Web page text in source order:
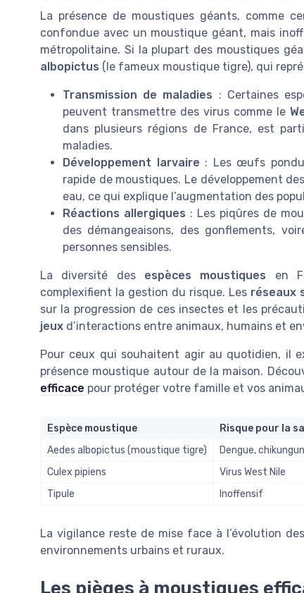
La présence de moustiques géants, comme
confondue avec un moustique géant, mais
métropolitaine. Si la plupart des moustiques
albopictus (le fameux moustique tigre), qui
Transmission de maladies : Certaines
peuvent transmettre des virus comme le
dans plusieurs régions de France, est
maladies.
Développement larvaire : Les œufs
rapide de moustiques. Le développement
eau, ce qui explique l’augmentation des
Réactions allergiques : Les piqûres de
des démangeaisons, des gonflements,
personnes sensibles.
La diversité des espèces moustiques en
complexifient la gestion du risque. Les réseaux
sur la progression de ces insectes et les
jeux d’interactions entre animaux, humains et
Pour ceux qui souhaitent agir au quotidien, il
présence moustique autour de la maison.
efficace pour protéger votre famille et vos
Espèce moustique Risque pour la
Aedes albopictus (moustique tigre)
Dengue,
Culex pipiens
Virus West Nile
Tipule
Inoffensif
La vigilance reste de mise face à l’évolution des
environnements urbains et ruraux.
Les pièges à moustiques